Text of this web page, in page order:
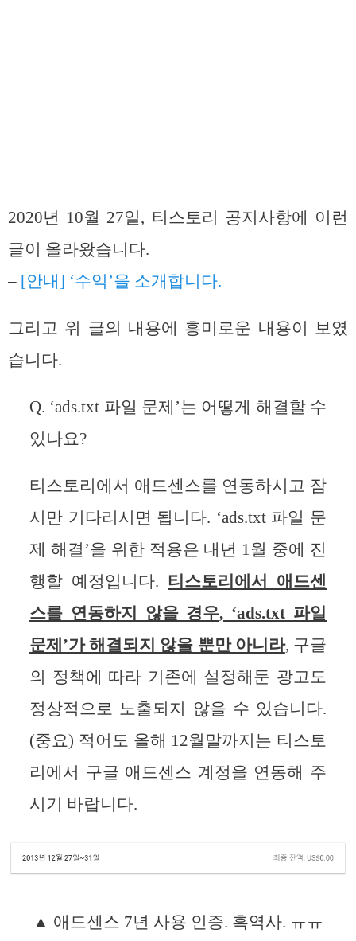
2020년 10월 27일, 티스토리 공지사항에 이런
글이 올라왔습니다.
– [안내] ‘수익’을 소개합니다.
그리고 위 글의 내용에 흥미로운 내용이 보였
습니다.
Q. ‘ads.txt 파일 문제’는 어떻게 해결할 수
있나요?
티스토리에서 애드센스를 연동하시고 잠
시만 기다리시면 됩니다. ‘ads.txt 파일 문
제 해결’을 위한 적용은 내년 1월 중에 진
행할 예정입니다. 티스토리에서 애드센
스를 연동하지 않을 경우, ‘ads.txt 파일
문제’가 해결되지 않을 뿐만 아니라, 구글
의 정책에 따라 기존에 설정해둔 광고도
정상적으로 노출되지 않을 수 있습니다.
(중요) 적어도 올해 12월말까지는 티스토
리에서 구글 애드센스 계정을 연동해 주
시기 바랍니다.
▲ 애드센스 7년 사용 인증. 흑역사. ㅠㅠ